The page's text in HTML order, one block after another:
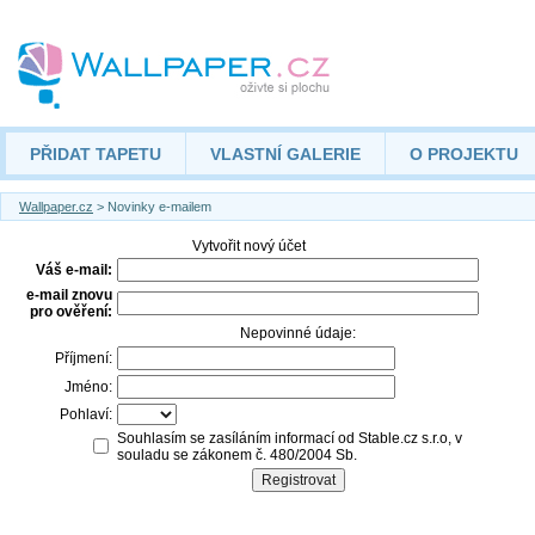
PŘIDAT TAPETU VLASTNÍ GALERIE O PROJEKTU
Wallpaper.cz > Novinky e-mailem